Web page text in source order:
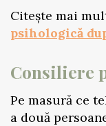
Citește mai
psihologică
Consiliere
Pe masură ce
a două